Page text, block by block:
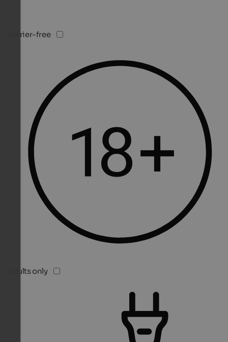
Barrier-free
Adults only